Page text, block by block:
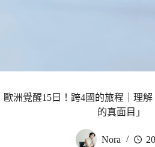
歐洲覺醒15日！跨4國的旅程｜理
的真面目」
Nora